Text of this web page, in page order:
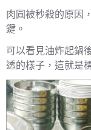
肉圓被秒殺的原因
鍵。
可以看見油炸起鍋
透的樣子，這就是